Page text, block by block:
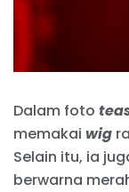
Dalam foto
memakai wig
Selain itu, ia
berwarna